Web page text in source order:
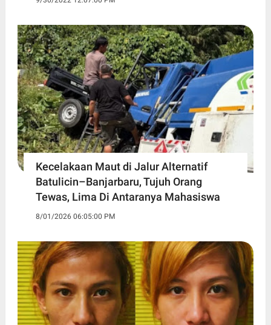
Kecelakaan Maut di Jalur Alternatif
Batulicin–Banjarbaru, Tujuh Orang
Tewas, Lima Di Antaranya Mahasiswa
8/01/2026 06:05:00 PM